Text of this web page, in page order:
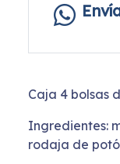
Caja 4 bolsas
Ingredientes:
rodaja de